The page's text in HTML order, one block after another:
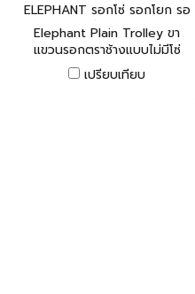
ELEPHANT รอกโซ่ รอกโยก รอ
กถ่วง P-1
Elephant Plain Trolley ขา
แขวนรอกตราช้างแบบไม่มีโซ่
สินค้าคุณภาพสูงนำเข้าจาก
ประเทศญี่ปุ่น (Made in Japan)
เปรียบเทียบ